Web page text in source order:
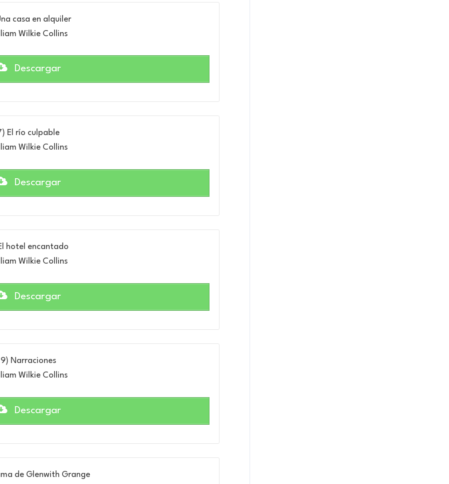
casa en alquiler
Wilkie Collins
Descargar
El río culpable
Wilkie Collins
Descargar
hotel encantado
Wilkie Collins
Descargar
9) Narraciones
Wilkie Collins
Descargar
de Glenwith Grange